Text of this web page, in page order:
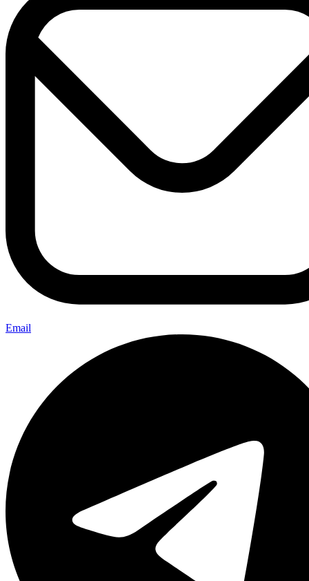
Email